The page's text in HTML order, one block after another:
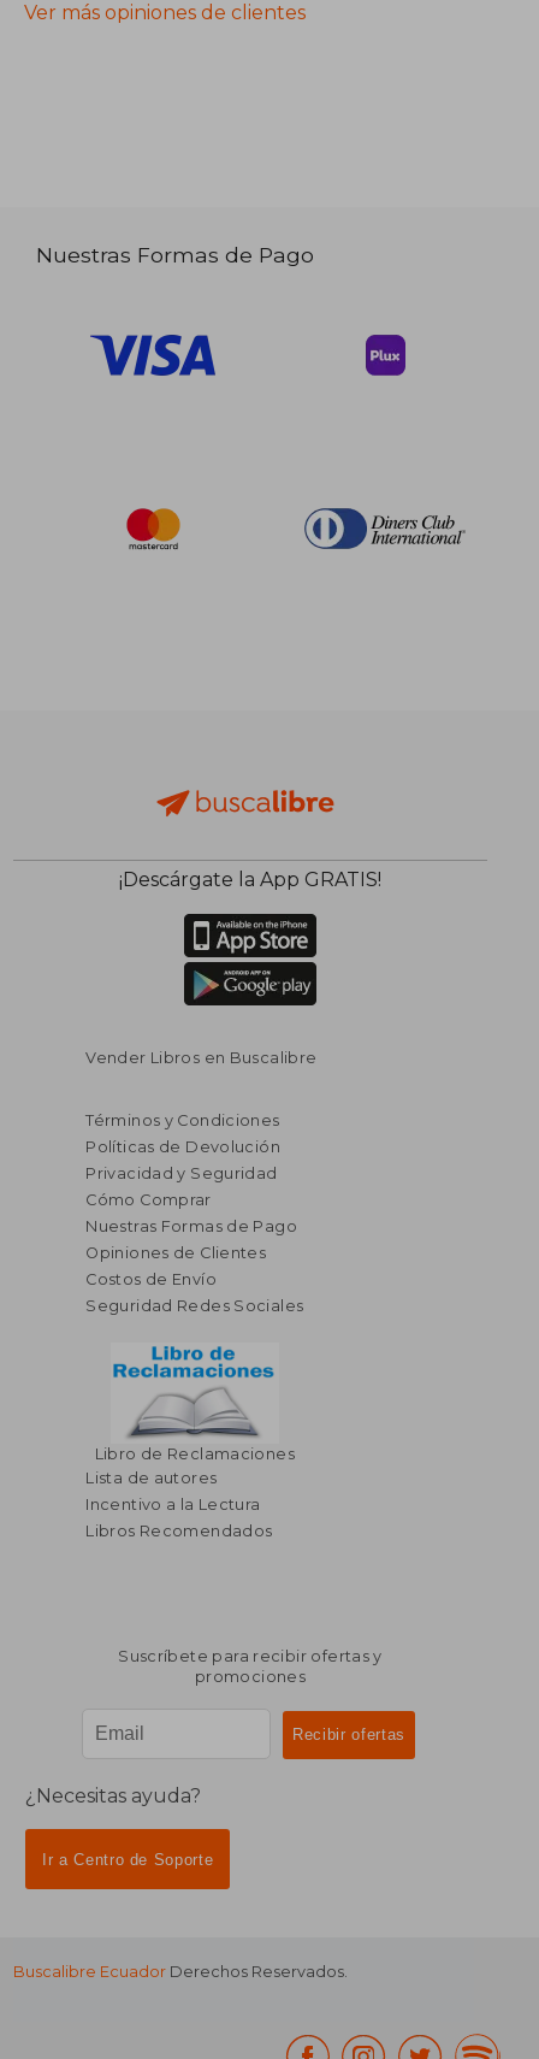
Ver más opiniones de clientes
Nuestras Formas de Pago
¡Descárgate la App GRATIS!
Vender Libros en Buscalibre
Términos y Condiciones
Políticas de Devolución
Privacidad y Seguridad
Cómo Comprar
Nuestras Formas de Pago
Opiniones de Clientes
Costos de Envío
Seguridad Redes Sociales
Libro de Reclamaciones
Lista de autores
Incentivo a la Lectura
Libros Recomendados
Suscríbete para recibir ofertas y
promociones
¿Necesitas ayuda?
Ir a Centro de Soporte
Buscalibre Ecuador Derechos Reservados.